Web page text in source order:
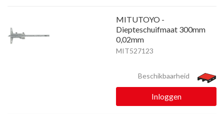
MITUTOYO -
Diepteschuifmaat 300mm
0,02mm
MIT527123
Beschikbaarheid
Inloggen